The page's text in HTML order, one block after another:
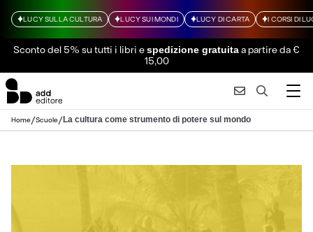
LUCY SULLA CULTURA LUCY SUI MONDI LUCY DI CARTA I CORSI DI
Sconto del 5% su tutti i libri espedizione gratuitaa partire da €
15,00
Home/Scuole/La cultura come strumento di potere sul mondo